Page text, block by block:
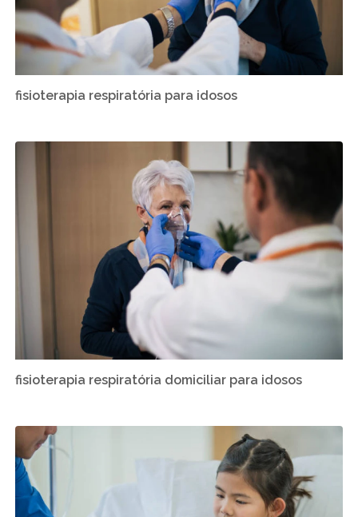
fisioterapia respiratória para idosos
fisioterapia respiratória domiciliar para idosos